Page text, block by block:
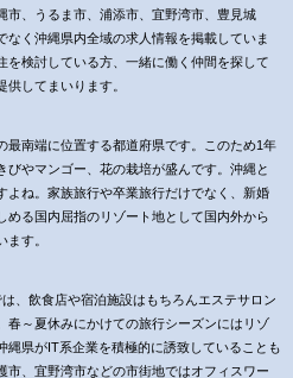
市、うるま市、浦添市、宜野湾市、豊見城
く沖縄県内全域の求人情報を掲載していま
を検討している方、一緒に働く仲間を探して
してまいります。
最南端に位置する都道府県です。このため1年
びやマンゴー、花の栽培が盛んです。沖縄と
ね。家族旅行や卒業旅行だけでなく、新婚
る国内屈指のリゾート地として国内外から
す。
、飲食店や宿泊施設はもちろんエステサロン
春～夏休みにかけての旅行シーズンにはリゾ
縄県がIT系企業を積極的に誘致していることも
市、宜野湾市などの市街地ではオフィスワー